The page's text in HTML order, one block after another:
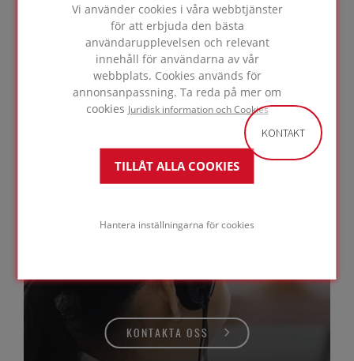
Vi använder cookies i våra webbtjänster
för att erbjuda den bästa
användarupplevelsen och relevant
innehåll för användarna av vår
webbplats. Cookies används för
annonsanpassning. Ta reda på mer om
cookies Juridisk information och Cookies
TILLÅT ALLA COOKIES
Hantera inställningarna för cookies
värmemotstånd, tryckhållfasthet och
fastsättning – för den perfekta lösningen för
ditt projekt. Mer information hittar du på våra
produktsidor.
LÄS MER
Behöver du
KONTAKTA OSS
KONTAKT